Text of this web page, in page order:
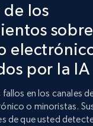
los
sobre
por la IA
fallos en los canales
o minoristas.
de que usted